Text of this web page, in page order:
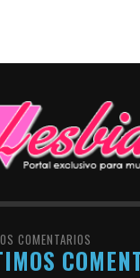
COMENTARIOS